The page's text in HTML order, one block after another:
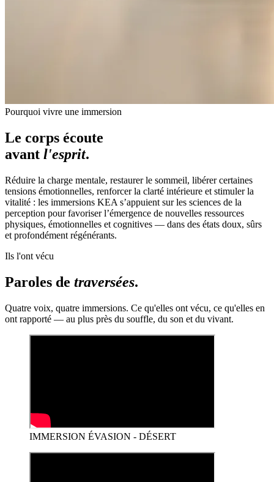
Pourquoi vivre une immersion
Le corps écoute
avant l'esprit.
Réduire la charge mentale, restaurer le sommeil, libérer certaines
tensions émotionnelles, renforcer la clarté intérieure et stimuler la
vitalité : les immersions KEA s’appuient sur les sciences de la
perception pour favoriser l’émergence de nouvelles ressources
physiques, émotionnelles et cognitives — dans des états doux, sûrs
et profondément régénérants.
Ils l'ont vécu
Paroles de traversées.
Quatre voix, quatre immersions. Ce qu'elles ont vécu, ce qu'elles en
ont rapporté — au plus près du souffle, du son et du vivant.
IMMERSION ÉVASION - DÉSERT